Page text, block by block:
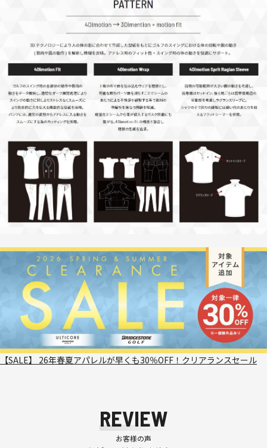
【SALE】 26年春夏アパレルが早くも30％OFF！クリアランスセール
REVIEW
お客様の声